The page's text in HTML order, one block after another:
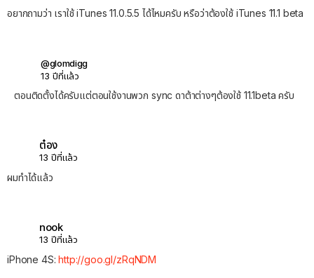
อยากถามว่า เราใช้ iTunes 11.0.5.5 ได้ไหมครับ หรือว่าต้องใช้ iTunes 11.1 beta
@glomdigg
13 ปีที่แล้ว
ตอนติดตั้งได้ครับแต่ตอนใช้งานพวก sync ดาต้าต่างๆต้องใช้ 11.1beta ครับ
ต๋อง
13 ปีที่แล้ว
ผมทำได้แล้ว
nook
13 ปีที่แล้ว
iPhone 4S:http://goo.gl/zRqNDM